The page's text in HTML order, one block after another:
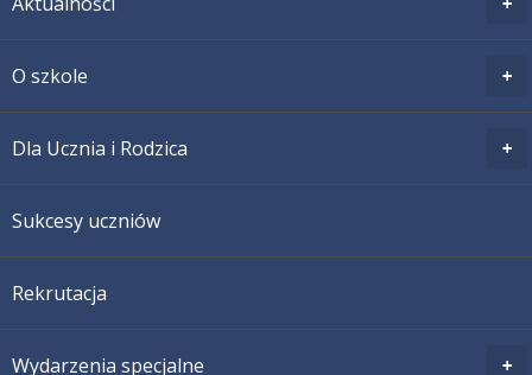
O szkole
Dla Ucznia i Rodzica
Sukcesy uczniów
Rekrutacja
Wydarzenia specjalne